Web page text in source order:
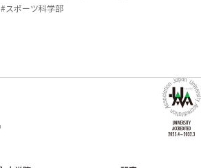
#スポーツ科学部